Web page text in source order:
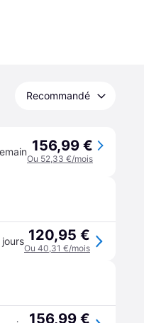
Recommandé
156,99 €
Ou 52,33 €/mois
jours 120,95 €
Ou 40,31 €/mois
156,99 €